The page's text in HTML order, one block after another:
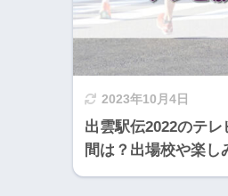
2023年10月4日
出雲駅伝2022のテ
間は？出場校や楽し